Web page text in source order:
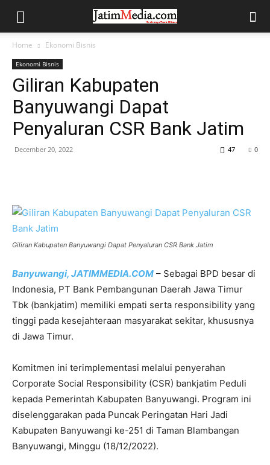
Home Ekonomi Bisnis
Ekonomi Bisnis
Giliran Kabupaten
Banyuwangi Dapat
Penyaluran CSR Bank Jatim
December 20, 2022 0
47
Giliran Kabupaten Banyuwangi Dapat Penyaluran CSR Bank Jatim
Banyuwangi, JATIMMEDIA.COM – Sebagai BPD besar di
Indonesia, PT Bank Pembangunan Daerah Jawa Timur
Tbk (bankjatim) memiliki empati serta responsibility yang
tinggi pada kesejahteraan masyarakat sekitar, khususnya
di Jawa Timur.
Komitmen ini terimplementasi melalui penyerahan
Corporate Social Responsibility (CSR) bankjatim Peduli
kepada Pemerintah Kabupaten Banyuwangi. Program ini
diselenggarakan pada Puncak Peringatan Hari Jadi
Kabupaten Banyuwangi ke-251 di Taman Blambangan
Banyuwangi, Minggu (18/12/2022).